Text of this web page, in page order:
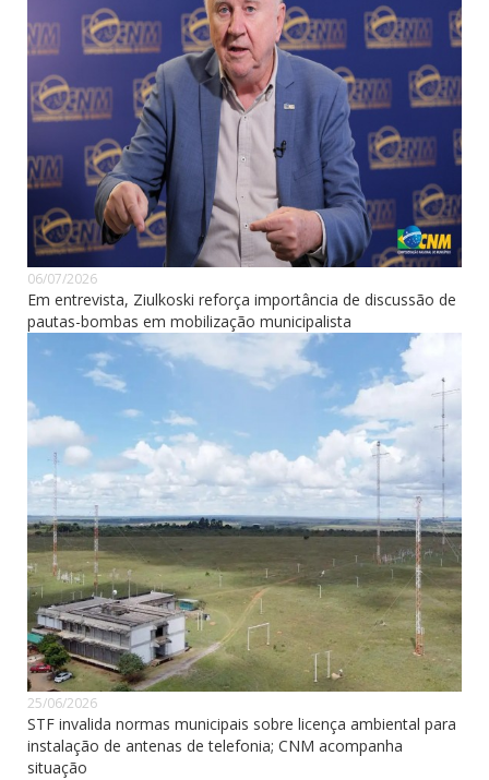
06/07/2026
Em entrevista, Ziulkoski reforça importância de discussão de
pautas-bombas em mobilização municipalista
25/06/2026
STF invalida normas municipais sobre licença ambiental para
instalação de antenas de telefonia; CNM acompanha
situação